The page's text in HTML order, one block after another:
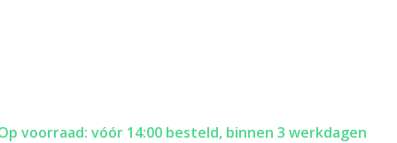
voorraad: vóór 14:00 besteld, binnen 3 werkdagen